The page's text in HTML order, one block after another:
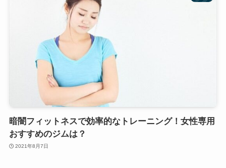
暗闇フィットネスで効率的なトレーニング！女性専用
おすすめのジムは？
2021年8月7日